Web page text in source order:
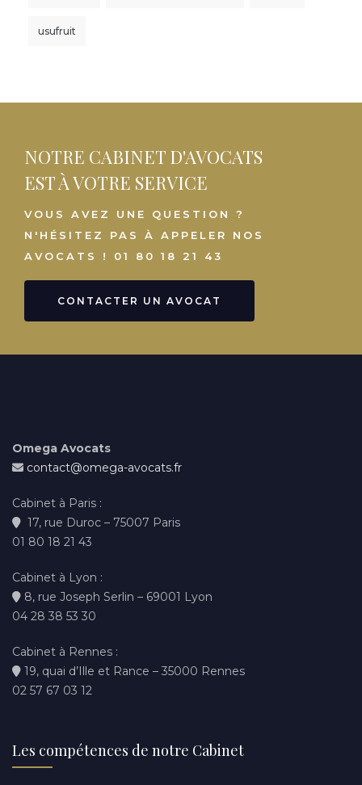
usufruit
NOTRE CABINET D'AVOCATS
EST À VOTRE SERVICE
VOUS AVEZ UNE QUESTION ?
N'HÉSITEZ PAS À APPELER NOS
AVOCATS ! 01 80 18 21 43
CONTACTER UN AVOCAT
Omega Avocats
contact@omega-avocats.fr
Cabinet à Paris :
17, rue Duroc – 75007 Paris
01 80 18 21 43
Cabinet à Lyon :
8, rue Joseph Serlin – 69001 Lyon
04 28 38 53 30
Cabinet à Rennes :
19, quai d’Ille et Rance – 35000 Rennes
02 57 67 03 12
Les compétences de notre Cabinet